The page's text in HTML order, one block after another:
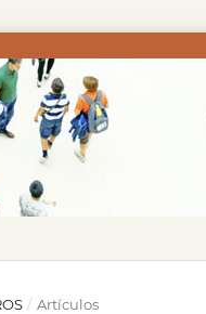
/ Artículos